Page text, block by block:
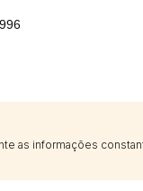
as informações